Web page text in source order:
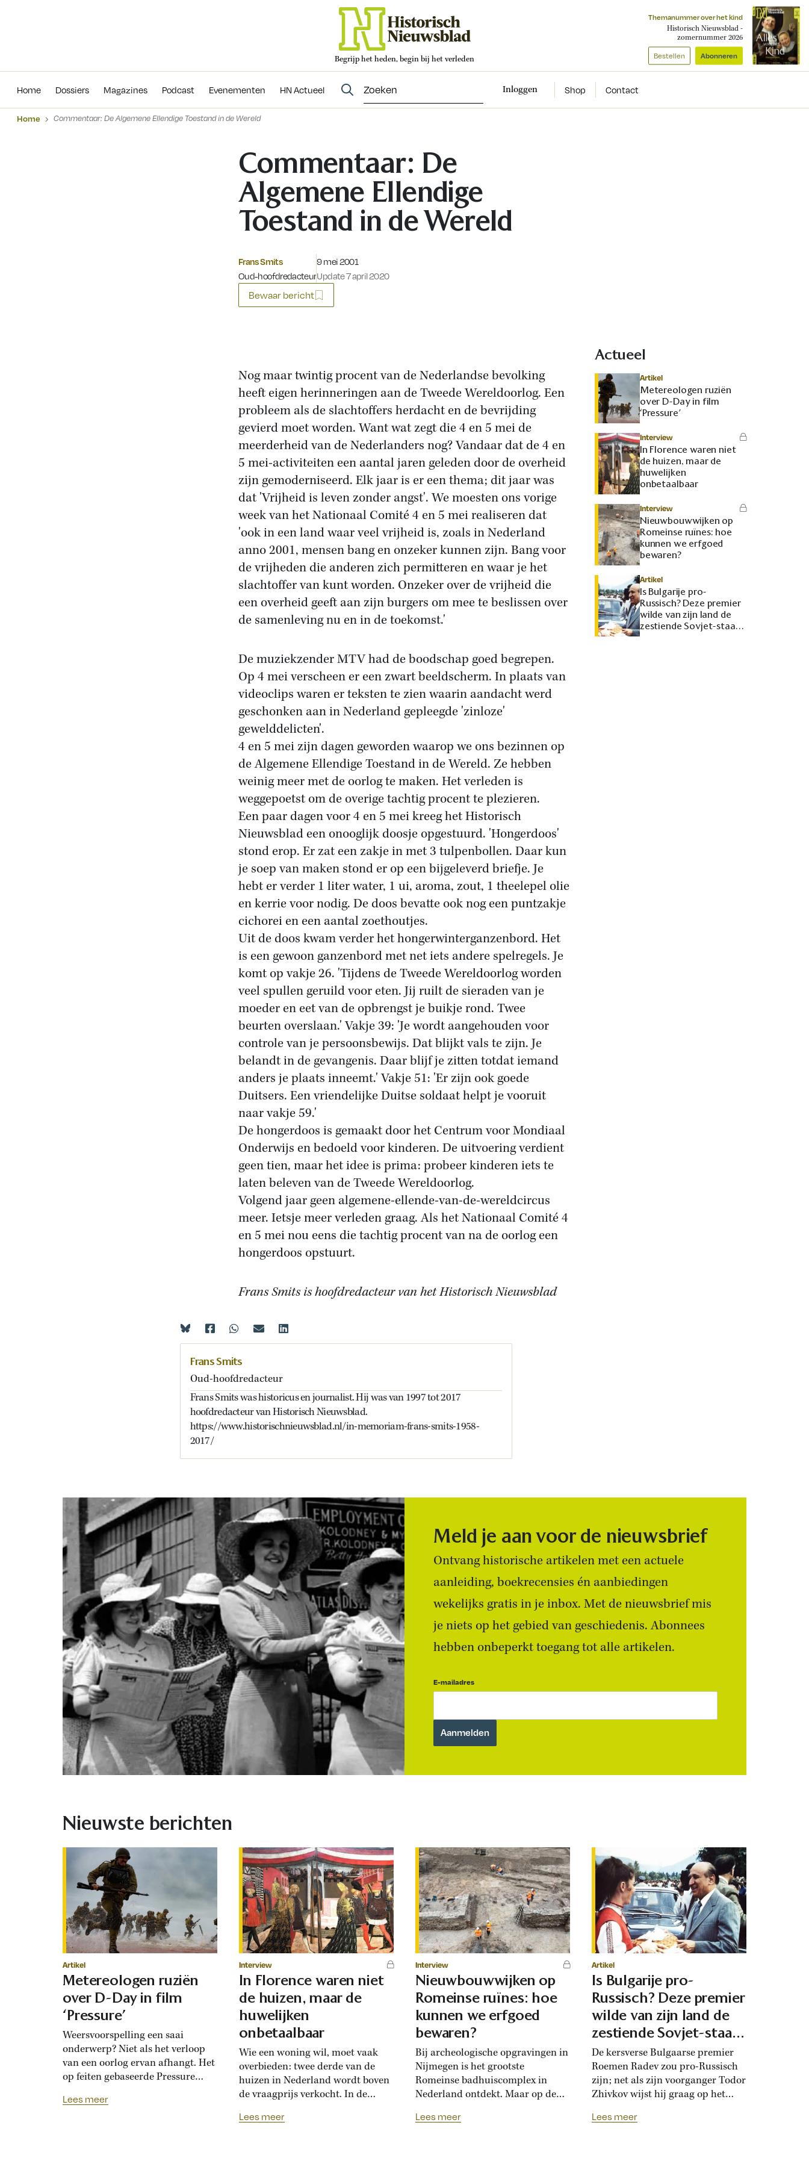
Begrijp het heden, begin bij het verleden
Themanummer over het kind
Historisch Nieuwsblad -
zomernummer 2026
Bestellen Abonneren
Home Dossiers Magazines Podcast Evenementen HN Actueel Inloggen Shop Contact
Evenementen
Home Commentaar: De Algemene Ellendige Toestand in de Wereld
Commentaar: De
Algemene Ellendige
Toestand in de Wereld
Frans Smits
Oud-hoofdredacteur
Gepubliceerd op:
9 mei 2001
Update 7 april 2020
Bewaar bericht
Nog maar twintig procent van de Nederlandse bevolking
heeft eigen herinneringen aan de Tweede Wereldoorlog. Een
probleem als de slachtoffers herdacht en de bevrijding
gevierd moet worden. Want wat zegt die 4 en 5 mei de
meerderheid van de Nederlanders nog? Vandaar dat de 4 en
5 mei-activiteiten een aantal jaren geleden door de overheid
zijn gemoderniseerd. Elk jaar is er een thema; dit jaar was
dat 'Vrijheid is leven zonder angst'. We moesten ons vorige
week van het Nationaal Comité 4 en 5 mei realiseren dat
'ook in een land waar veel vrijheid is, zoals in Nederland
anno 2001, mensen bang en onzeker kunnen zijn. Bang voor
de vrijheden die anderen zich permitteren en waar je het
slachtoffer van kunt worden. Onzeker over de vrijheid die
een overheid geeft aan zijn burgers om mee te beslissen over
de samenleving nu en in de toekomst.'
De muziekzender MTV had de boodschap goed begrepen.
Op 4 mei verscheen er een zwart beeldscherm. In plaats van
videoclips waren er teksten te zien waarin aandacht werd
geschonken aan in Nederland gepleegde 'zinloze'
gewelddelicten'.
4 en 5 mei zijn dagen geworden waarop we ons bezinnen op
de Algemene Ellendige Toestand in de Wereld. Ze hebben
weinig meer met de oorlog te maken. Het verleden is
weggepoetst om de overige tachtig procent te plezieren.
Een paar dagen voor 4 en 5 mei kreeg het Historisch
Nieuwsblad een onooglijk doosje opgestuurd. 'Hongerdoos'
stond erop. Er zat een zakje in met 3 tulpenbollen. Daar kun
je soep van maken stond er op een bijgeleverd briefje. Je
hebt er verder 1 liter water, 1 ui, aroma, zout, 1 theelepel olie
en kerrie voor nodig. De doos bevatte ook nog een puntzakje
cichorei en een aantal zoethoutjes.
Uit de doos kwam verder het hongerwinterganzenbord. Het
is een gewoon ganzenbord met net iets andere spelregels. Je
komt op vakje 26. 'Tijdens de Tweede Wereldoorlog worden
veel spullen geruild voor eten. Jij ruilt de sieraden van je
moeder en eet van de opbrengst je buikje rond. Twee
beurten overslaan.' Vakje 39: 'Je wordt aangehouden voor
controle van je persoonsbewijs. Dat blijkt vals te zijn. Je
belandt in de gevangenis. Daar blijf je zitten totdat iemand
anders je plaats inneemt.' Vakje 51: 'Er zijn ook goede
Duitsers. Een vriendelijke Duitse soldaat helpt je vooruit
naar vakje 59.'
De hongerdoos is gemaakt door het Centrum voor Mondiaal
Onderwijs en bedoeld voor kinderen. De uitvoering verdient
geen tien, maar het idee is prima: probeer kinderen iets te
laten beleven van de Tweede Wereldoorlog.
Volgend jaar geen algemene-ellende-van-de-wereldcircus
meer. Ietsje meer verleden graag. Als het Nationaal Comité 4
en 5 mei nou eens die tachtig procent van na de oorlog een
hongerdoos opstuurt.
Frans Smits is hoofdredacteur van het Historisch Nieuwsblad
Actueel
Artikel
Metereologen ruziën
over D-Day in film
‘Pressure’
Interview
In Florence waren niet
de huizen, maar de
huwelijken
onbetaalbaar
Interview
Nieuwbouwwijken op
Romeinse ruïnes: hoe
kunnen we erfgoed
bewaren?
Artikel
Is Bulgarije pro-
Russisch? Deze premier
wilde van zijn land de
zestiende Sovjet-staat
maken
Frans Smits
Oud-hoofdredacteur
Frans Smits was historicus en journalist. Hij was van 1997 tot 2017
hoofdredacteur van Historisch Nieuwsblad.
https://www.historischnieuwsblad.nl/in-memoriam-frans-smits-1958-
2017/
Meld je aan voor de nieuwsbrief
Ontvang historische artikelen met een actuele
aanleiding, boekrecensies én aanbiedingen
wekelijks gratis in je inbox. Met de nieuwsbrief mis
je niets op het gebied van geschiedenis. Abonnees
hebben onbeperkt toegang tot alle artikelen.
E-mailadres
Nieuwste berichten
Artikel
Metereologen ruziën
over D-Day in film
‘Pressure’
Weersvoorspelling een saai
onderwerp? Niet als het verloop
van een oorlog ervan afhangt. Het
op feiten gebaseerde Pressure
tussen geallieerde meteorologen
Lees meer
Interview
In Florence waren niet
de huizen, maar de
huwelijken
onbetaalbaar
Wie een woning wil, moet vaak
overbieden: twee derde van de
huizen in Nederland wordt boven
de vraagprijs verkocht. In de
ook last van overbiedingsgekte:
Lees meer
Interview
Nieuwbouwwijken op
Romeinse ruïnes: hoe
kunnen we erfgoed
bewaren?
Bij archeologische opgravingen in
Nijmegen is het grootste
Romeinse badhuiscomplex in
Nederland ontdekt. Maar op de
binnenkort een nieuwe woonwijk
Lees meer
Artikel
Is Bulgarije pro-
Russisch? Deze premier
wilde van zijn land de
zestiende Sovjet-staat
maken
De kersverse Bulgaarse premier
Roemen Radev zou pro-Russisch
zijn; net als zijn voorganger Todor
Zhivkov wijst hij graag op het
1878. Die vroegere premier was zo
Lees meer